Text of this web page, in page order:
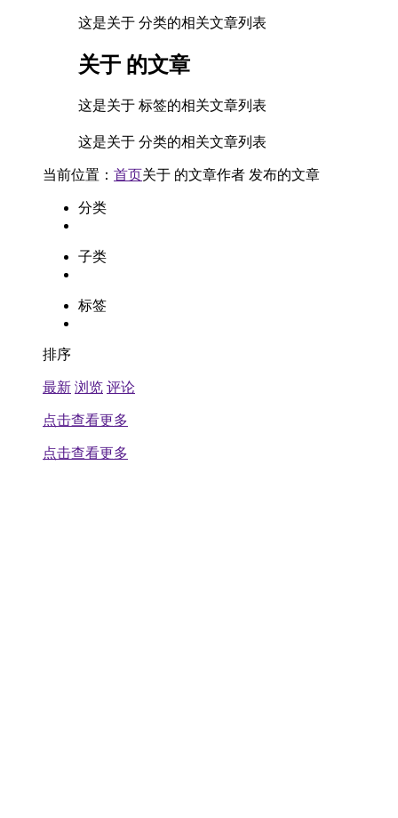
这是关于 分类的相关文章列表
关于 的文章
这是关于 标签的相关文章列表
这是关于 分类的相关文章列表
当前位置： 首页关于 的文章作者 发布的文章
分类
子类
标签
排序
最新 浏览 评论
点击查看更多
点击查看更多